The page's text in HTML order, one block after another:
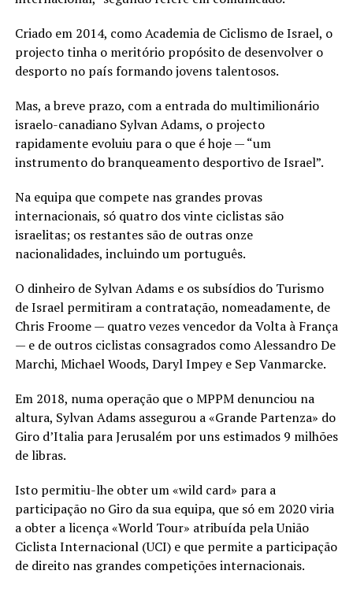
Criado em 2014, como Academia de Ciclismo de Israel, o
projecto tinha o meritório propósito de desenvolver o
desporto no país formando jovens talentosos.
Mas, a breve prazo, com a entrada do multimilionário
israelo-canadiano Sylvan Adams, o projecto
rapidamente evoluiu para o que é hoje — “um
instrumento do branqueamento desportivo de Israel”.
Na equipa que compete nas grandes provas
internacionais, só quatro dos vinte ciclistas são
israelitas; os restantes são de outras onze
nacionalidades, incluindo um português.
O dinheiro de Sylvan Adams e os subsídios do Turismo
de Israel permitiram a contratação, nomeadamente, de
Chris Froome — quatro vezes vencedor da Volta à França
— e de outros ciclistas consagrados como Alessandro De
Marchi, Michael Woods, Daryl Impey e Sep Vanmarcke.
Em 2018, numa operação que o MPPM denunciou na
altura, Sylvan Adams assegurou a «Grande Partenza» do
Giro d’Italia para Jerusalém por uns estimados 9 milhões
de libras.
Isto permitiu-lhe obter um «wild card» para a
participação no Giro da sua equipa, que só em 2020 viria
a obter a licença «World Tour» atribuída pela União
Ciclista Internacional (UCI) e que permite a participação
de direito nas grandes competições internacionais.